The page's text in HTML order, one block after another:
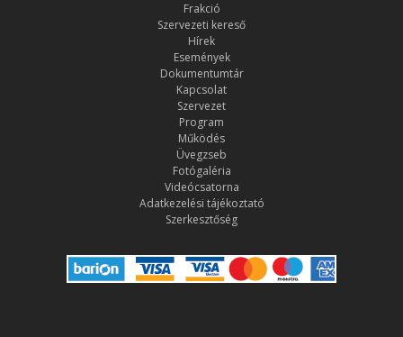
Frakció
Szervezeti kereső
Hírek
Események
Dokumentumtár
Kapcsolat
Szervezet
Program
Működés
Üvegzseb
Fotógaléria
Videócsatorna
Adatkezelési tájékoztató
Szerkesztőség